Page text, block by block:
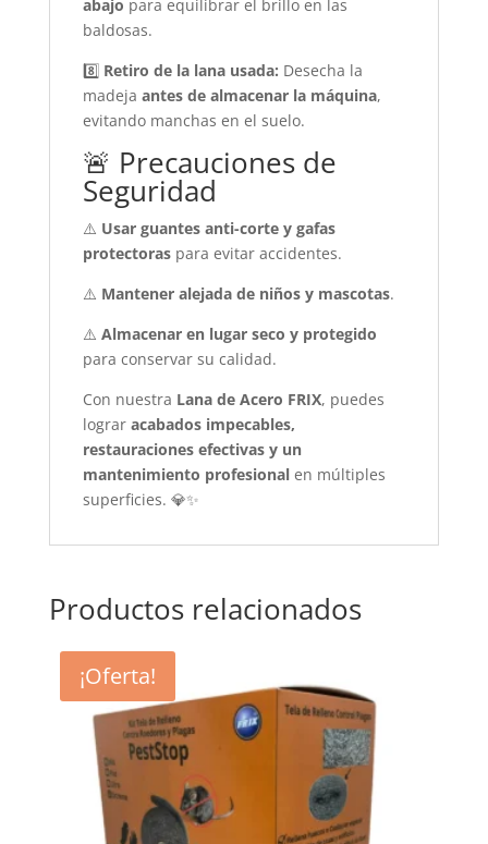
abajo para equilibrar el brillo en las
baldosas.
8️⃣ Retiro de la lana usada: Desecha la
madeja antes de almacenar la máquina,
evitando manchas en el suelo.
🚨 Precauciones de
Seguridad
⚠️ Usar guantes anti-corte y gafas
protectoraspara evitar accidentes.
⚠️ Mantener alejada de niños y mascotas.
⚠️ Almacenar en lugar seco y protegido
para conservar su calidad.
Con nuestra Lana de Acero FRIX, puedes
lograr acabados impecables,
restauraciones efectivas y un
mantenimiento profesionalen múltiples
superficies. 💎✨
Productos relacionados
¡Oferta!